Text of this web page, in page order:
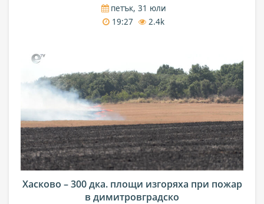
петък, 31 юли
19:27
2.4k
Хасково – 300 дка. площи изгоряха при пожар
в димитровградско